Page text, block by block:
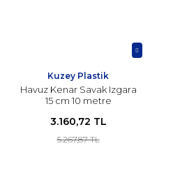
Kuzey Plastik
Havuz Kenar Savak Izgara
15 cm 10 metre
3.160,72 TL
5.267,87 TL